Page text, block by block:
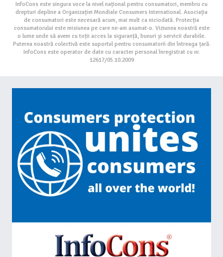
InfoCons este singura voce la nivel național pentru consumatori, membru cu
drepturi depline a Organizației Mondiale Consumers International. Asociația
de consumatori este necesară acum, mai mult ca niciodată. Protecția
consumatorului este misiunea pe care ne-am asumat-o. Viziunea noastră este
o lume unde să avem cu toții acces la siguranță, bunuri și servicii durabile.
Puterea noastră colectivă este suportul pentru consumatorii din întreaga țară.
InfoCons este operator de date cu caracter personal înregistrat cu nr.
12617/05.10.2009